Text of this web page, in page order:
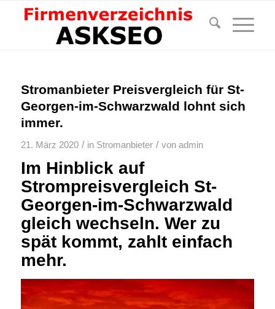
Stromanbieter Preisvergleich für St-
Georgen-im-Schwarzwald lohnt sich
immer.
21. März 2020 / in Stromanbieter / von admin
Im Hinblick auf
Strompreisvergleich St-
Georgen-im-Schwarzwald
gleich wechseln. Wer zu
spät kommt, zahlt einfach
mehr.